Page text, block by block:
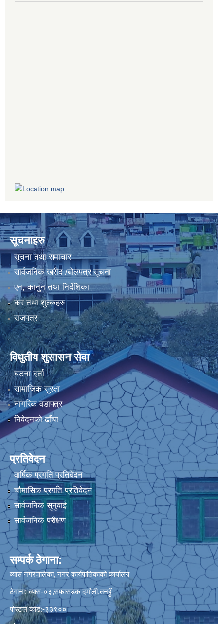
सूचनाहरु
सूचना तथा समाचार
सार्वजनिक खरीद /बोलपत्र सूचना
एन, कानुन तथा निर्देशिका
कर तथा शुल्कहरु
राजपत्र
विधुतीय शुसासन सेवा
घटना दर्ता
सामाजिक सुरक्षा
नागरिक वडापत्र
निवेदनको ढाँचा
प्रतिवेदन
वार्षिक प्रगति प्रतिवेदन
चौमासिक प्रगति प्रतिवेदन
सार्वजनिक सुनुवाई
सार्वजनिक परीक्षण
सम्पर्क ठेगाना:
व्यास नगरपालिका, नगर कार्यपालिकाको कार्यालय
ठेगाना: व्यास-०३,सफासडक दमौली,तनहुँ
पोस्टल कोड:-३३९००